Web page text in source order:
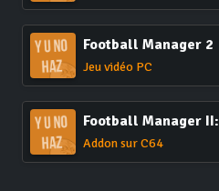
Football Manager 2
Jeu vidéo PC
Football Manager
Addon sur C64